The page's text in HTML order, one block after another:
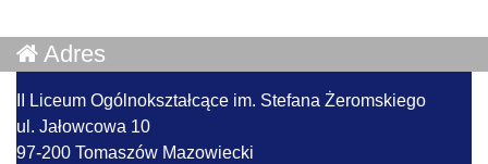
Adres
II Liceum Ogólnokształcące im. Stefana Żeromskiego
ul. Jałowcowa 10
97-200 Tomaszów Mazowiecki